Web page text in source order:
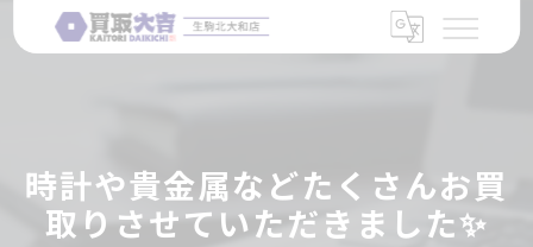
時計や貴金属などたくさんお買
取りさせていただきました✨